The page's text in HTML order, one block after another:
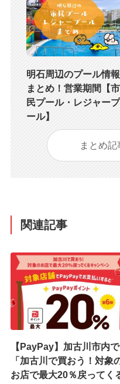
明石周辺のプール情報
まとめ！営業期間【市
民プール・レジャープ
ール】
まとめ
関連記事
【PayPay】加古川市内で
「加古川で買おう！対象
お店で最大20％戻ってく